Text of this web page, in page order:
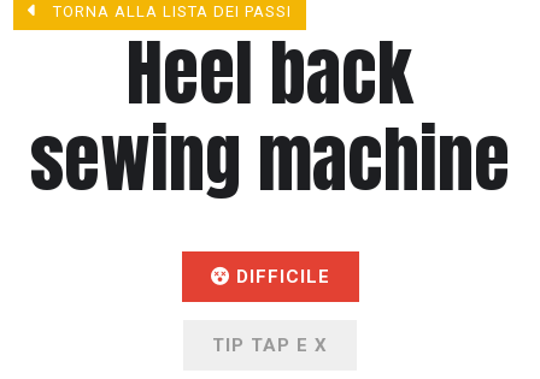
TORNA ALLA LISTA DEI PASSI
Heel back
sewing machine
DIFFICILE
TIP TAP E X